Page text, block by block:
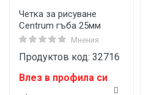
Четка за рисуване
Centrum гъба 25мм
Мнения
Продуктов код: 32716
Влез в профила си